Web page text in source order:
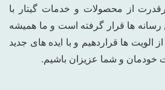
از محصولات و خدمات گیتار با
رسانه ها قرار گرفته است و ما همیشه
الویت ها قراردهیم و با ایده های جدید
خودمان و شما عزیزان باشیم.